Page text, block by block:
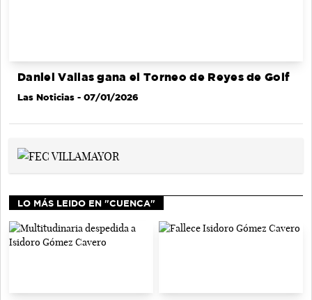
Daniel Vallas gana el Torneo de Reyes de Golf
Las Noticias - 07/01/2026
LO MÁS LEIDO EN "CUENCA"